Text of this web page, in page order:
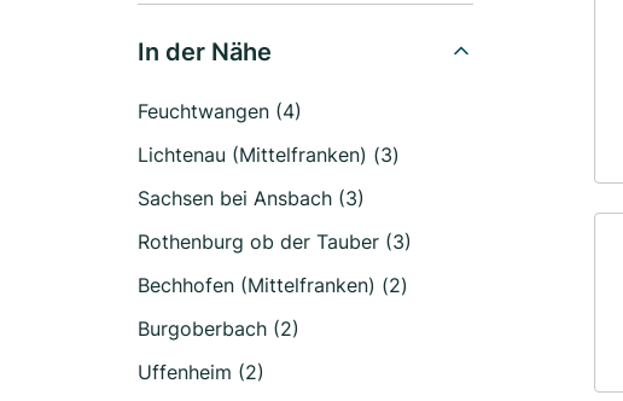
In der Nähe
Feuchtwangen (4)
Lichtenau (Mittelfranken) (3)
Sachsen bei Ansbach (3)
Rothenburg ob der Tauber (3)
Bechhofen (Mittelfranken) (2)
Burgoberbach (2)
Uffenheim (2)